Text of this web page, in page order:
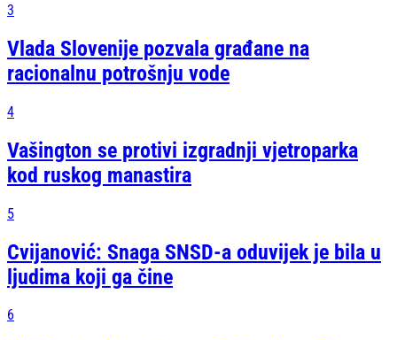
3
Vlada Slovenije pozvala građane na
racionalnu potrošnju vode
4
Vašington se protivi izgradnji vjetroparka
kod ruskog manastira
5
Cvijanović: Snaga SNSD-a oduvijek je bila u
ljudima koji ga čine
6